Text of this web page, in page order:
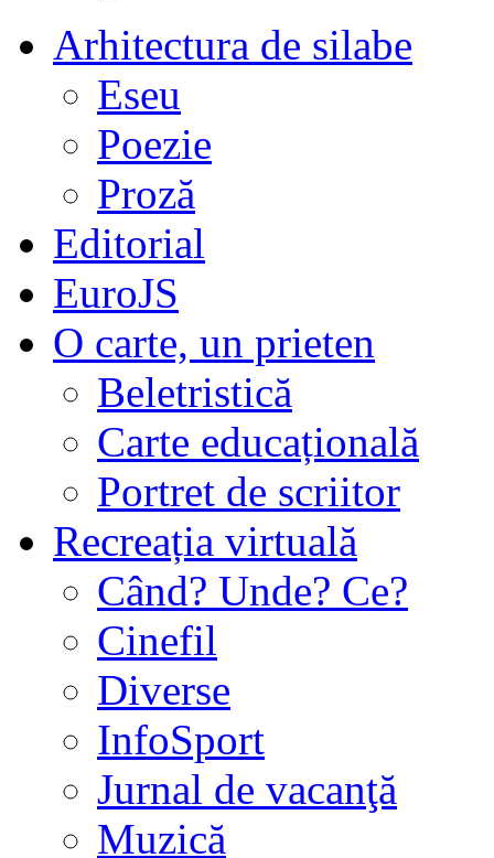
Arhitectura de silabe
Eseu
Poezie
Proză
Editorial
EuroJS
O carte, un prieten
Beletristică
Carte educațională
Portret de scriitor
Recreația virtuală
Când? Unde? Ce?
Cinefil
Diverse
InfoSport
Jurnal de vacanţă
Muzică